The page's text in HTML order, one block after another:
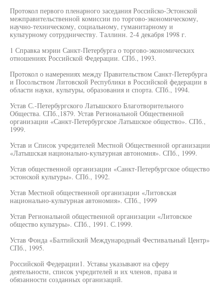
Протокол первого пленарного заседания Российско-Эстонской
межправительственной комиссии по торгово-экономическому,
научно-техническому, социальному, гуманитарному и
культурному сотрудничеству. Таллинн. 2-4 декабря 1998 г.
1 Справка мэрии Санкт-Петербурга о торгово-экономических
отношениях Российской Федерации. СПб., 1993.
Протокол о намерениях между Правительством Санкт-Петербурга
и Посольством Литовской Республики в Российской федерации в
области науки, культуры, образования и спорта. СПб., 1994.
Устав С.-Петербургского Латышского Благотворительного
Общества. СПб.,1879. Устав Региональной Общественной
организации «Санкт-Петербургское Латышское общество». СПб.,
1999.
Устав и Список учредителей Местной Общественной организации
«Латышская национально-культурная автономия». СПб., 1999.
Устав общественной организации «Санкт-Петербургское общество
эстонской культуры». СПб., 1992.
Устав Местной общественной организации «Литовская
национально-культурная автономия». СПб., 1999
Устав Региональной общественной организации «Литовское
общество культуры». СПб., 1991. С.1999.
Устав Фонда «Балтийский Международный Фестивальный Центр»
СПб., 1995.
Российской Федерации1. Уставы указывают на сферу
деятельности, список учредителей и их членов, права и
обязанности созданных организаций.